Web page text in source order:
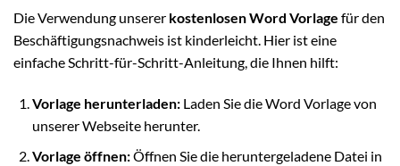
Die Verwendung unserer kostenlosen Word Vorlage für den
Beschäftigungsnachweis ist kinderleicht. Hier ist eine
einfache Schritt-für-Schritt-Anleitung, die Ihnen hilft:
Vorlage herunterladen:Laden Sie die Word Vorlage von
unserer Webseite herunter.
Vorlage öffnen:Öffnen Sie die heruntergeladene Datei in